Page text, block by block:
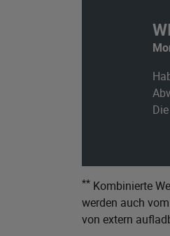
** Kombinierte
werden auch
von extern